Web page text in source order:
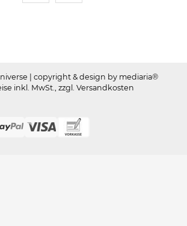
| copyright & design by mediaria®
inkl. MwSt., zzgl. Versandkosten